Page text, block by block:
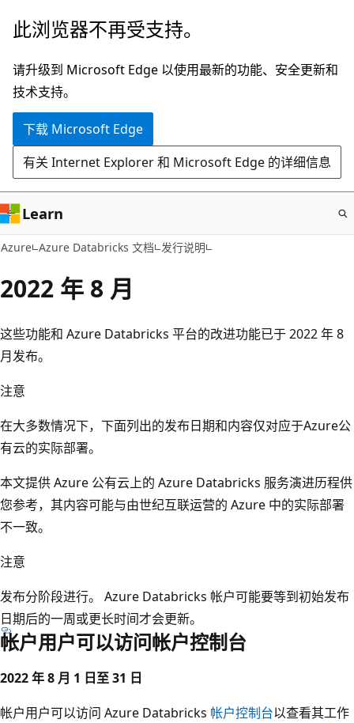
跳
主
要
内
此浏览器不再受支持。
请升级到 Microsoft Edge 以使用最新的功能、安全更新和
技术支持。
下载 Microsoft Edge
有关 Internet Explorer 和 Microsoft Edge 的详细信息
Learn
Azure Azure Databricks 文档 发行说明
2022 年 8 月
这些功能和 Azure Databricks 平台的改进功能已于 2022 年 8
月发布。
注意
在大多数情况下，下面列出的发布日期和内容仅对应于Azure公
有云的实际部署。
本文提供 Azure 公有云上的 Azure Databricks 服务演进历程供
您参考，其内容可能与由世纪互联运营的 Azure 中的实际部署
不一致。
注意
发布分阶段进行。 Azure Databricks 帐户可能要等到初始发布
日期后的一周或更长时间才会更新。
帐户用户可以访问帐户控制台
2022 年 8 月 1 日至 31 日
帐户用户可以访问 Azure Databricks 帐户控制台以查看其工作